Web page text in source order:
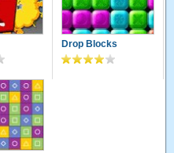
Drop Blocks